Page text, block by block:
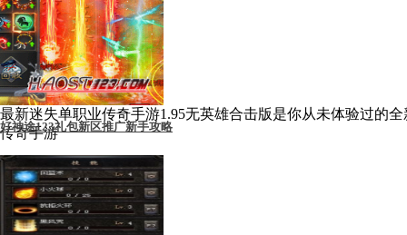
最新迷失单职业传奇手游1.95无英雄合击版是你从未体验过的
传奇手游
好神途123礼包新区推广新手攻略